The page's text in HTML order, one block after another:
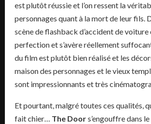
est plutôt réussie et l’on ressent la
personnages quant à la mort de leur fils.
scène de flashback d’accident de voiture
perfection et s’avère réellement
du film est plutôt bien réalisé et les
maison des personnages et le vieux
sont impressionnants et très
Et pourtant, malgré toutes ces qualités,
fait chier… The Doors’engouffre dans